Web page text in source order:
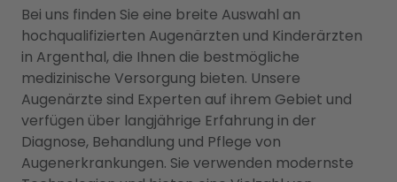
Bei uns finden Sie eine breite Auswahl an
hochqualifizierten Augenärzten und Kinderärzten
in Argenthal, die Ihnen die bestmögliche
medizinische Versorgung bieten. Unsere
Augenärzte sind Experten auf ihrem Gebiet und
verfügen über langjährige Erfahrung in der
Diagnose, Behandlung und Pflege von
Augenerkrankungen. Sie verwenden modernste